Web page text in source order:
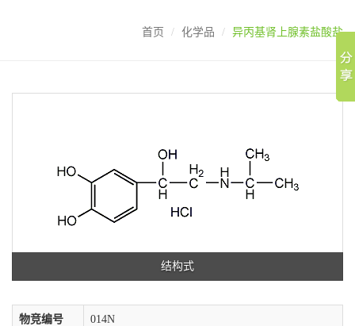
首页 化学品 异丙基肾上腺素盐酸盐
结构式
物竞编号 014N